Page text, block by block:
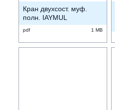
Кран двухсост. муф.
полн. IAYMUL
pdf 1 MB